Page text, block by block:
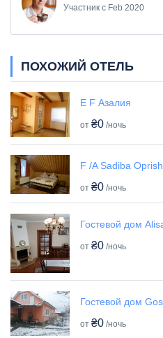
Участник с Feb 2020
ПОХОЖИЙ ОТЕЛЬ
E F Азалия
от ₴0 /ночь
F /A Sadiba
от ₴0 /ночь
Гостевой дом
от ₴0 /ночь
Гостевой дом
от ₴0 /ночь